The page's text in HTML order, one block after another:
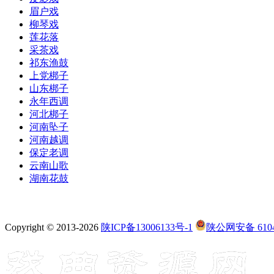
眉户戏
柳琴戏
莲花落
采茶戏
祁东渔鼓
上党梆子
山东梆子
永年西调
河北梆子
河南坠子
河南越调
保定老调
云南山歌
湖南花鼓
Copyright © 2013-2026 陕ICP备13006133号-1 陕公网安备